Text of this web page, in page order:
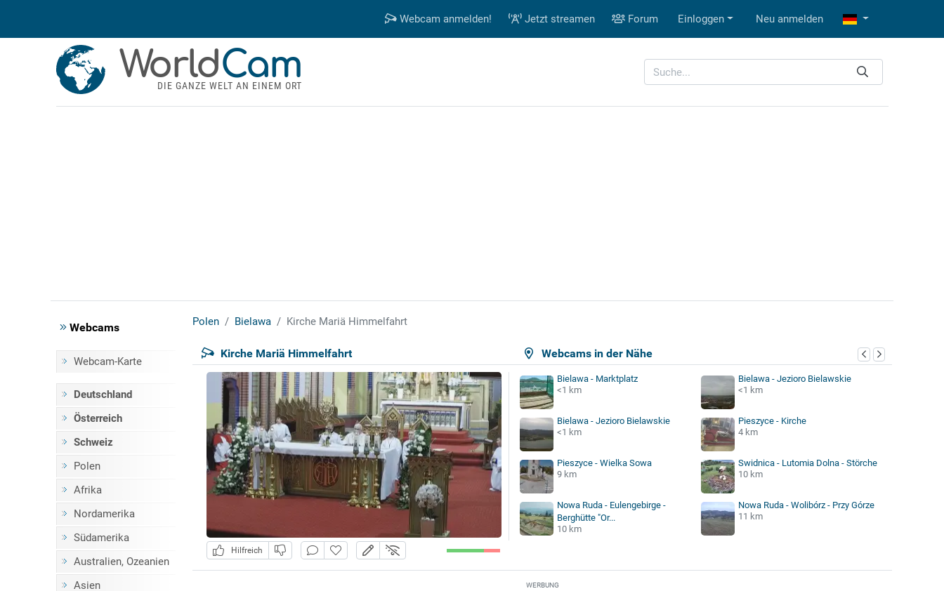
Webcam anmelden! Jetzt streamen Forum Einloggen Neu anmelden
WorldCam
DIE GANZE WELT AN EINEM ORT
Webcams
Webcam-Karte
Deutschland
Österreich
Schweiz
Polen
Afrika
Nordamerika
Südamerika
Australien, Ozeanien
Asien
Polen Bielawa Kirche Mariä Himmelfahrt
Webcams in der Nähe
Kirche Mariä Himmelfahrt
Hilfreich
Bielawa - Marktplatz
<1 km
Bielawa - Jezioro Bielawskie
<1 km
Bielawa - Jezioro Bielawskie
<1 km
Pieszyce - Kirche
4 km
Pieszyce - Wielka Sowa
9 km
Swidnica - Lutomia Dolna - Störche
10 km
Nowa Ruda - Eulengebirge -
Berghütte "Or...
10 km
Nowa Ruda - Wolibórz - Przy Górze
11 km
WERBUNG